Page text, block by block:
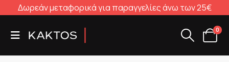
Δωρεάν μεταφορικά για παραγγελίες άνω των 25€
0